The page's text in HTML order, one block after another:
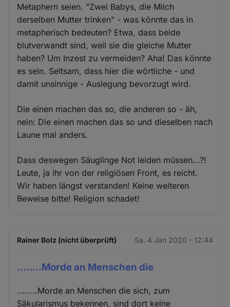
Metaphern seien. "Zwei Babys, die Milch
derselben Mutter trinken" - was könnte das in
metapherisch bedeuten? Etwa, dass beide
blutverwandt sind, weil sie die gleiche Mutter
haben? Um Inzest zu vermeiden? Aha! Das könnte
es sein. Seltsam, dass hier die wörtliche - und
damit unsinnige - Auslegung bevorzugt wird.
Die einen machen das so, die anderen so - äh,
nein: Die einen machen das so und dieselben nach
Laune mal anders.
Dass deswegen Säuglinge Not leiden müssen...?!
Leute, ja ihr von der religiösen Front, es reicht.
Wir haben längst verstanden! Keine weiteren
Beweise bitte! Religion schadet!
Rainer Bolz (nicht überprüft) Sa. 4 Jan 2020 - 12:44
........Morde an Menschen die
........Morde an Menschen die sich, zum
Säkularismus bekennen, sind dort keine